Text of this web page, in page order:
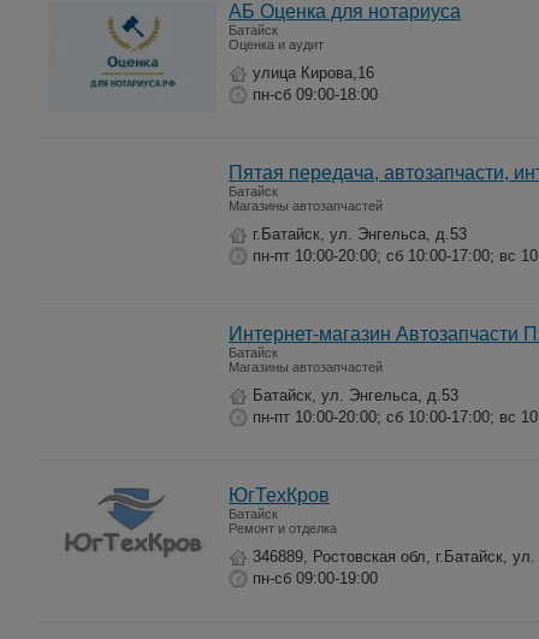
АБ Оценка для нотариуса
Батайск
Оценка и аудит
улица Кирова,16
пн-сб 09:00-18:00
Пятая передача, автозапчасти,
Батайск
Магазины автозапчастей
г.Батайск, ул. Энгельса, д.53
пн-пт 10:00-20:00; сб 10:00-17:00; вс
Интернет-магазин Автозапчасти
Батайск
Магазины автозапчастей
Батайск, ул. Энгельса, д.53
пн-пт 10:00-20:00; сб 10:00-17:00; вс
ЮгТехКров
Батайск
Ремонт и отделка
346889, Ростовская обл, г.Батайск,
пн-сб 09:00-19:00